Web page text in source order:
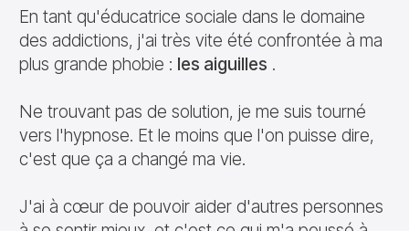
En tant qu'éducatrice sociale dans le domaine
des addictions, j'ai très vite été confrontée à ma
plus grande phobie : les aiguilles .
Ne trouvant pas de solution, je me suis tourné
vers l'hypnose. Et le moins que l'on puisse dire,
c'est que ça a changé ma vie.
J'ai à cœur de pouvoir aider d'autres personnes